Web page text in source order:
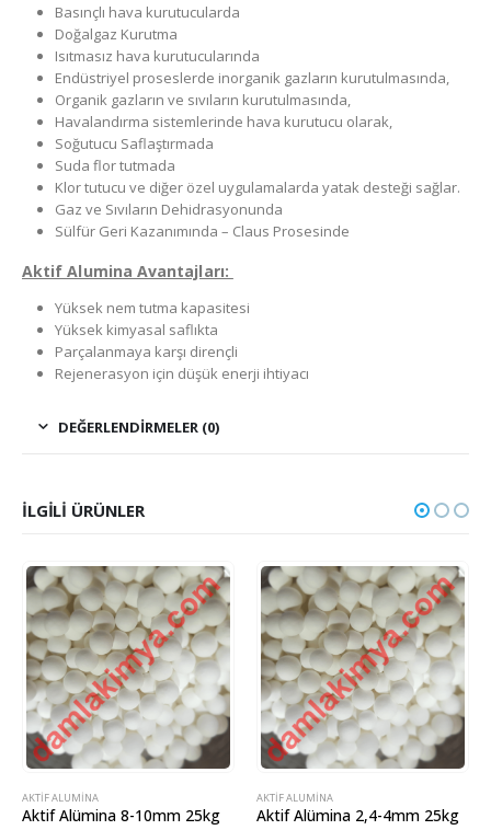
Basınçlı hava kurutucularda
Doğalgaz Kurutma
Isıtmasız hava kurutucularında
Endüstriyel proseslerde inorganik gazların kurutulmasında,
Organik gazların ve sıvıların kurutulmasında,
Havalandırma sistemlerinde hava kurutucu olarak,
Soğutucu Saflaştırmada
Suda flor tutmada
Klor tutucu ve diğer özel uygulamalarda yatak desteği sağlar.
Gaz ve Sıvıların Dehidrasyonunda
Sülfür Geri Kazanımında – Claus Prosesinde
Aktif Alumina Avantajları:
Yüksek nem tutma kapasitesi
Yüksek kimyasal saflıkta
Parçalanmaya karşı dirençli
Rejenerasyon için düşük enerji ihtiyacı
DEĞERLENDIRMELER (0)
İLGILI ÜRÜNLER
AKTIF ALUMINA
Aktif Alümina 8-10mm 25kg
AKTIF ALUMINA
Aktif Alümina 2,4-4mm 25kg